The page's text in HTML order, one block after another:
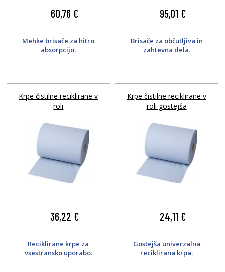
60,76 €
Mehke brisače za hitro
absorpcijo.
95,01 €
Brisače za občutljiva in
zahtevna dela.
Krpe čistilne reciklirane v
roli
36,22 €
Reciklirane krpe za
vsestransko uporabo.
Krpe čistilne reciklirane v
roli gostejša
24,11 €
Gostejša univerzalna
reciklirana krpa.